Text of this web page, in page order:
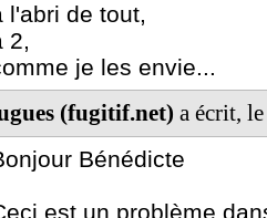
l'abri de tout,
2,
je les envie...
(fugitif.net) a écrit,
Bénédicte
est un problème